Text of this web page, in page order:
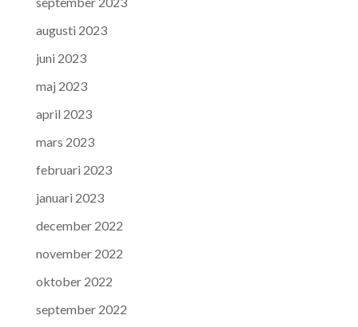
augusti 2023
juni 2023
maj 2023
april 2023
mars 2023
februari 2023
januari 2023
december 2022
november 2022
oktober 2022
september 2022